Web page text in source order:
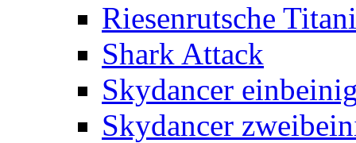
Riesenrutsche
Shark Attack
Skydancer
Skydancer